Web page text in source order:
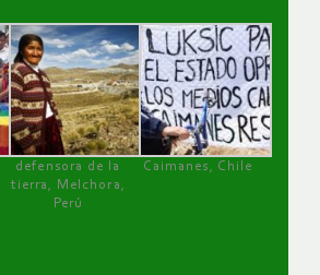
defensora de la
tierra, Melchora,
Perú
Caimanes, Chile